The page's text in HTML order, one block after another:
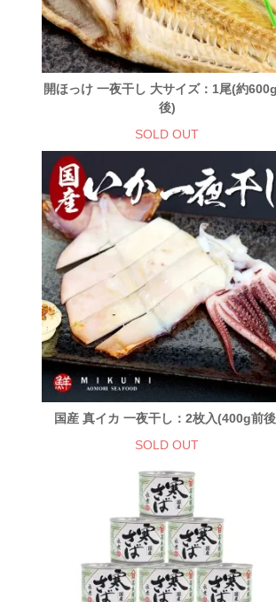
開ほっけ 一夜干し 大サイズ：1尾(約
後)
SOLD OUT
国産 真イカ 一夜干し：2枚入(400g前
SOLD OUT